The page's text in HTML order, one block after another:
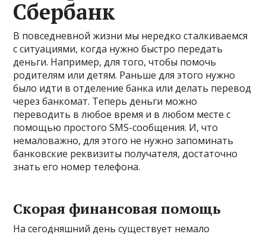
Сбербанк
В повседневной жизни мы нередко сталкиваемся
с ситуациями, когда нужно быстро передать
деньги. Например, для того, чтобы помочь
родителям или детям. Раньше для этого нужно
было идти в отделение банка или делать перевод
через банкомат. Теперь деньги можно
переводить в любое время и в любом месте с
помощью простого SMS-сообщения. И, что
немаловажно, для этого не нужно запоминать
банковские реквизиты получателя, достаточно
знать его номер телефона.
Скорая финансовая помощь
На сегодняшний день существует немало